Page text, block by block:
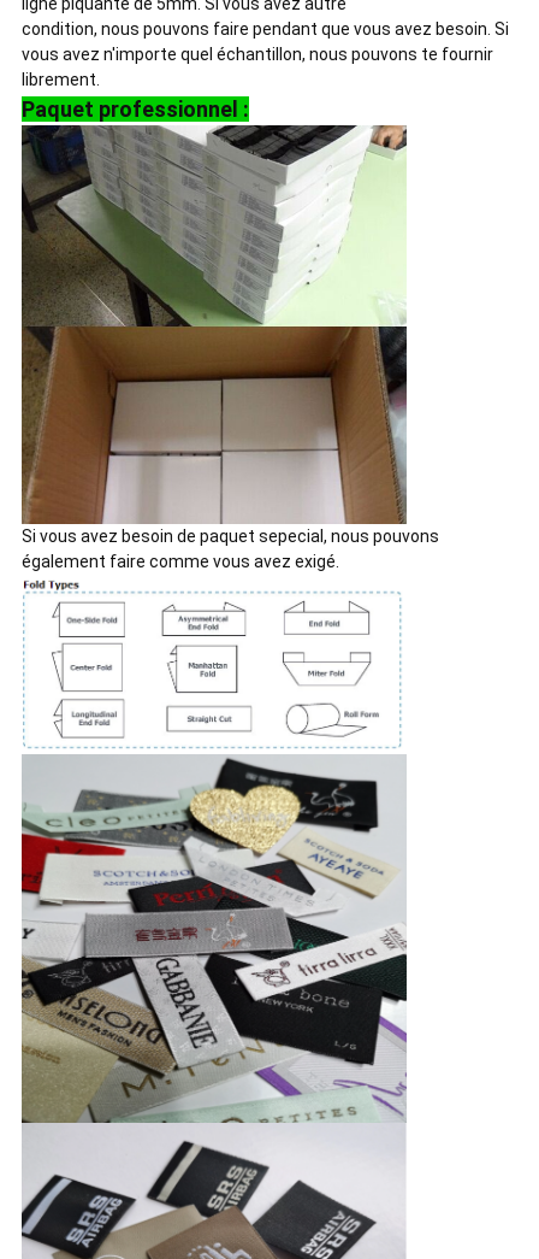
condition, nous pouvons faire pendant que vous avez besoin. Si
vous avez n'importe quel échantillon, nous pouvons te fournir
librement.
Paquet professionnel :
Si vous avez besoin de paquet sepecial, nous pouvons
également faire comme vous avez exigé.